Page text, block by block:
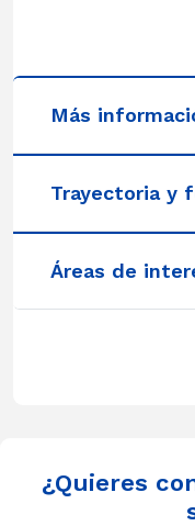
Más
Trayectoria y
Áreas de
¿Quieres